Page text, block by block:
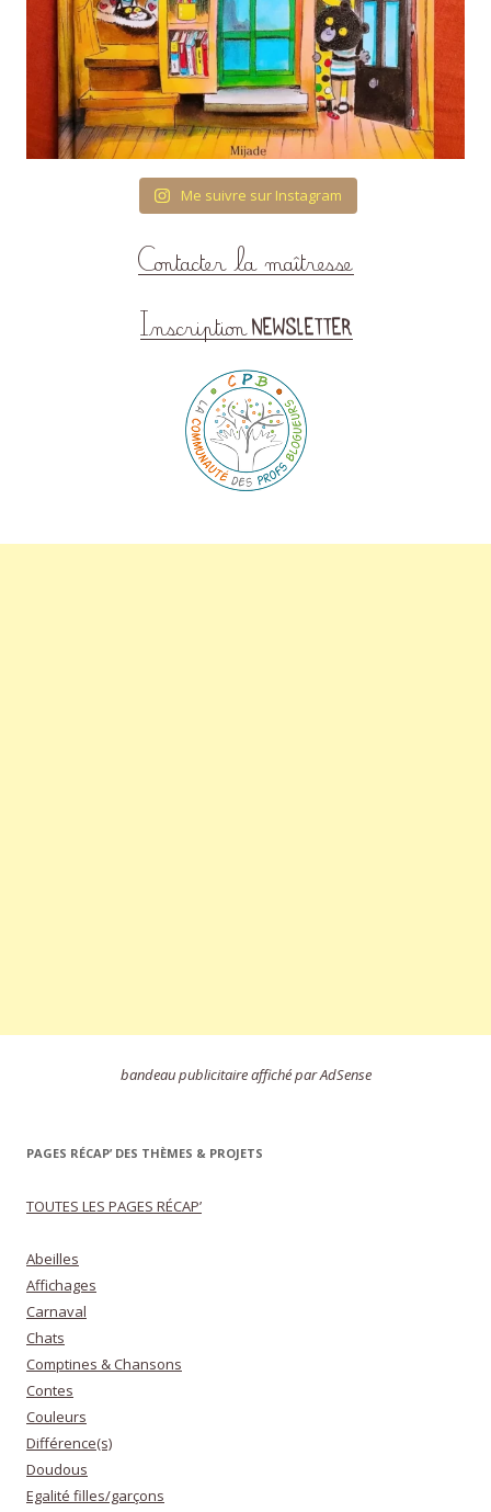
Me suivre sur Instagram
bandeau publicitaire affiché par AdSense
PAGES RÉCAP’ DES THÈMES & PROJETS
TOUTES LES PAGES RÉCAP’
Abeilles
Affichages
Carnaval
Chats
Comptines & Chansons
Contes
Couleurs
Différence(s)
Doudous
Egalité filles/garçons